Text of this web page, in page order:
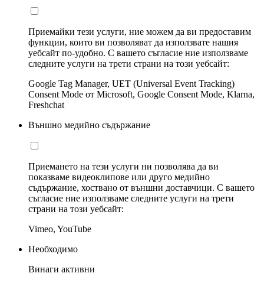
Приемайки тези услуги, ние можем да ви предоставим
функции, които ви позволяват да използвате нашия
уебсайт по-удобно. С вашето съгласие ние използваме
следните услуги на трети страни на този уебсайт:
Google Tag Manager, UET (Universal Event Tracking)
Consent Mode от Microsoft, Google Consent Mode, Klarna,
Freshchat
Външно медийно съдържание
Приемането на тези услуги ни позволява да ви
показваме видеоклипове или друго медийно
съдържание, хоствано от външни доставчици. С вашето
съгласие ние използваме следните услуги на трети
страни на този уебсайт:
Vimeo, YouTube
Необходимо
Винаги активни